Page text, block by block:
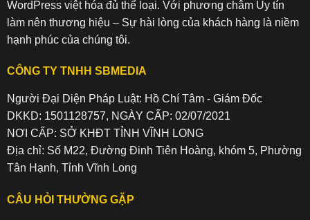
WordPress việt hóa đủ thể loại. Với phương châm Uy tín
làm nên thương hiệu – Sự hài lòng của khách hàng là niềm
hạnh phúc của chúng tôi.
CÔNG TY TNHH SBMEDIA
Người Đại Diện Pháp Luật: Hồ Chí Tâm - Giám Đốc
DKKD: 1501128757, NGÀY CẤP: 02/07/2021
NƠI CẤP: SỞ KHĐT TỈNH VĨNH LONG
Địa chỉ: Số M22, Đường Đinh Tiên Hoàng, khóm 5, Phường
Tân Hạnh, Tỉnh Vĩnh Long
CÂU HỎI THƯỜNG GẶP